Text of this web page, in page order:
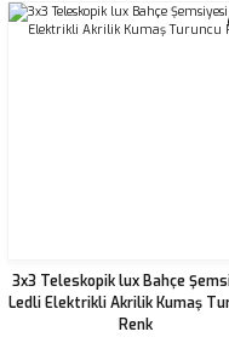
3x3 Teleskopik lux Bahçe
Ledli Elektrikli Akrilik Kumaş
Renk